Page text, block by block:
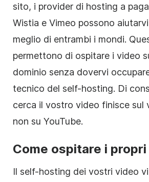
sito, i provider di hosting a
Wistia e Vimeo possono
meglio di entrambi i mondi.
permettono di ospitare i video
dominio senza dovervi
tecnico del self-hosting. Di
cerca il vostro video finisce sul
non su YouTube.
Come ospitare i
Il self-hosting dei vostri video